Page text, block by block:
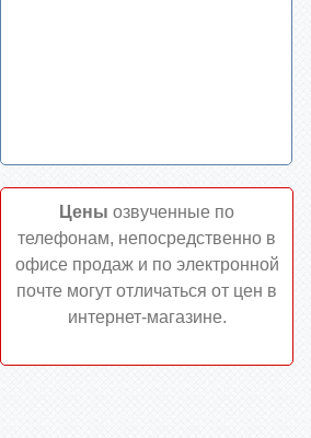
Цены озвученные по
телефонам, непосредственно в
офисе продаж и по электронной
почте могут отличаться от цен в
интернет-магазине.